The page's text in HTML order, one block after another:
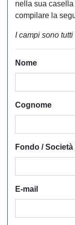
nella sua
compilare la
I campi sono
Nome
Cognome
Fondo / Società
E-mail